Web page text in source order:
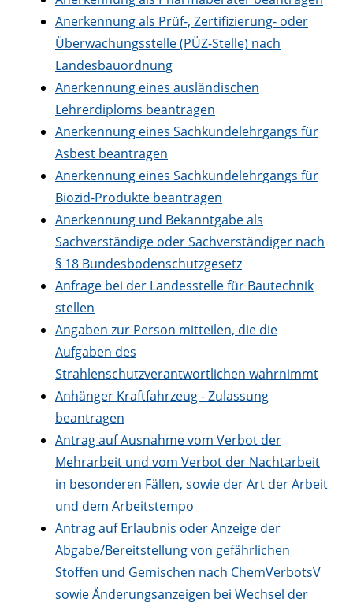
Anerkennung als Prüf-, Zertifizierung- oder
Überwachungsstelle (PÜZ-Stelle) nach
Landesbauordnung
Anerkennung eines ausländischen
Lehrerdiploms beantragen
Anerkennung eines Sachkundelehrgangs für
Asbest beantragen
Anerkennung eines Sachkundelehrgangs für
Biozid-Produkte beantragen
Anerkennung und Bekanntgabe als
Sachverständige oder Sachverständiger nach
§ 18 Bundesbodenschutzgesetz
Anfrage bei der Landesstelle für Bautechnik
stellen
Angaben zur Person mitteilen, die die
Aufgaben des
Strahlenschutzverantwortlichen wahrnimmt
Anhänger Kraftfahrzeug - Zulassung
beantragen
Antrag auf Ausnahme vom Verbot der
Mehrarbeit und vom Verbot der Nachtarbeit
in besonderen Fällen, sowie der Art der Arbeit
und dem Arbeitstempo
Antrag auf Erlaubnis oder Anzeige der
Abgabe/Bereitstellung von gefährlichen
Stoffen und Gemischen nach ChemVerbotsV
sowie Änderungsanzeigen bei Wechsel der